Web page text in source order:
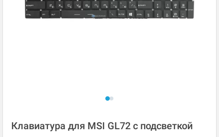
Клавиатура для MSI GL72 с подсветкой